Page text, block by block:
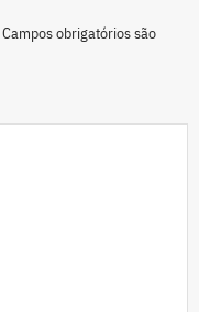
Campos obrigatórios são